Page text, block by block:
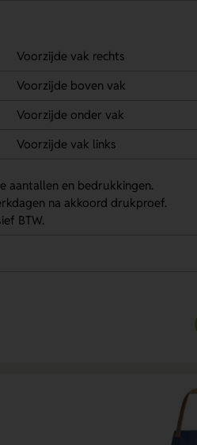
Voorzijde vak rechts
Voorzijde boven vak
Voorzijde onder vak
Voorzijde vak links
aantallen en bedrukkingen.
na akkoord drukproef.
BTW.